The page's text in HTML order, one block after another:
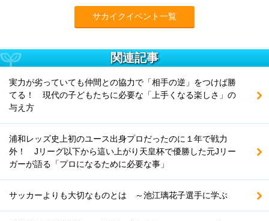
サカイクイベント一覧
関連記事
実力が劣っていても仲間との協力で「相手の逆」をつけば勝
てる！ 現代の子どもたちに必要な「上手くなる楽しさ」の
与え方
浦和レッズ史上初のユース出身プロだったのに１年で戦力
外！ Jリーグ以下から這い上がり天皇杯で優勝した元Jリー
ガーが語る「プロになるために必要な事」
サッカーよりも大切なものとは ～池江璃花子選手に学ぶ